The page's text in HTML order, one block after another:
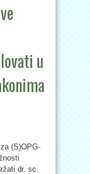
u
(S)OPG-
dr. sc.